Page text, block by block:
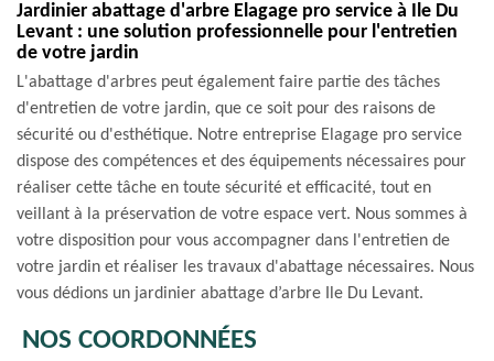
Jardinier abattage d'arbre Elagage pro service à Ile Du
Levant : une solution professionnelle pour l'entretien
de votre jardin
L'abattage d'arbres peut également faire partie des tâches
d'entretien de votre jardin, que ce soit pour des raisons de
sécurité ou d'esthétique. Notre entreprise Elagage pro service
dispose des compétences et des équipements nécessaires pour
réaliser cette tâche en toute sécurité et efficacité, tout en
veillant à la préservation de votre espace vert. Nous sommes à
votre disposition pour vous accompagner dans l'entretien de
votre jardin et réaliser les travaux d'abattage nécessaires. Nous
vous dédions un jardinier abattage d’arbre Ile Du Levant.
NOS COORDONNÉES